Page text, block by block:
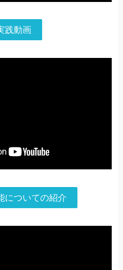
践動画
についての紹介